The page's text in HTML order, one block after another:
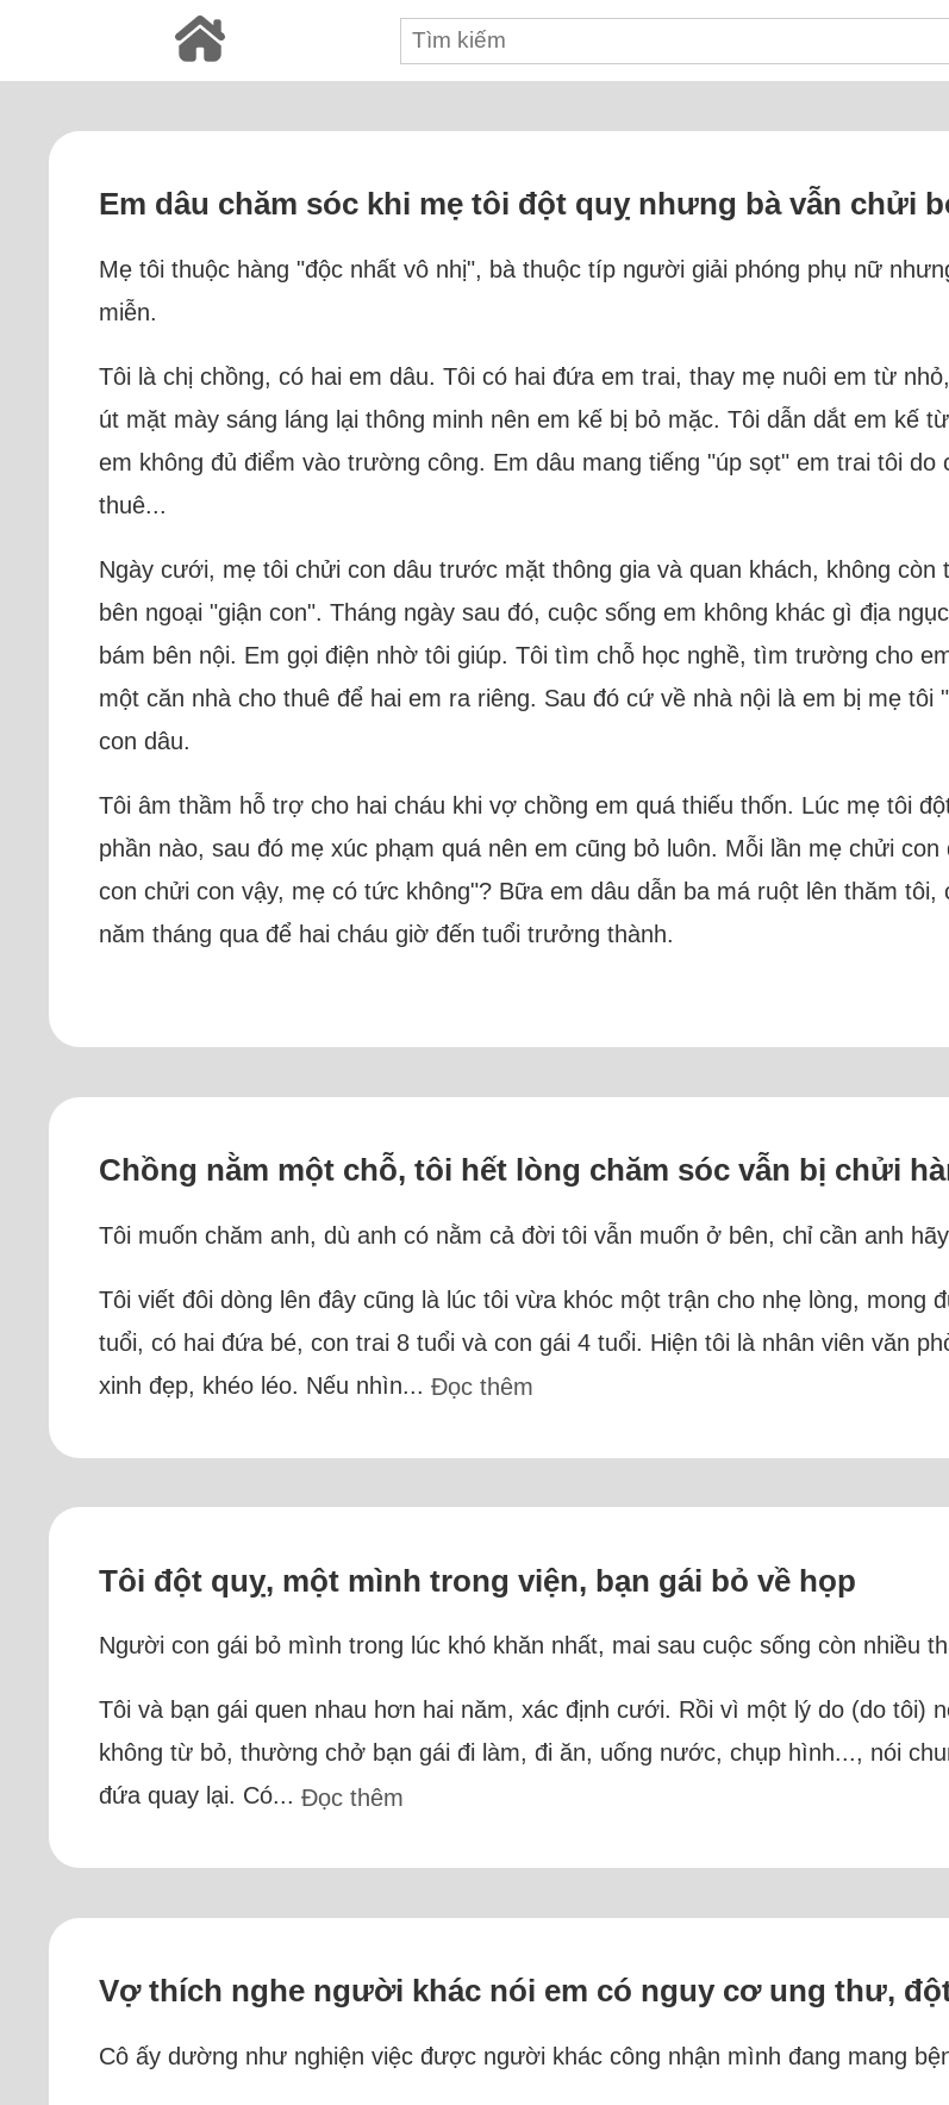
Em dâu chăm sóc khi mẹ tôi đột quỵ nhưng bà vẫn chửi
Mẹ tôi thuộc hàng "độc nhất vô nhị", bà thuộc típ người giải phóng phụ nữ
miễn.
Tôi là chị chồng, có hai em dâu. Tôi có hai đứa em trai, thay mẹ nuôi em từ
út mặt mày sáng láng lại thông minh nên em kế bị bỏ mặc. Tôi dẫn dắt em kế
em không đủ điểm vào trường công. Em dâu mang tiếng "úp sọt" em trai tôi
thuê...
Ngày cưới, mẹ tôi chửi con dâu trước mặt thông gia và quan khách, không
bên ngoại "giận con". Tháng ngày sau đó, cuộc sống em không khác gì địa
bám bên nội. Em gọi điện nhờ tôi giúp. Tôi tìm chỗ học nghề, tìm trường cho
một căn nhà cho thuê để hai em ra riêng. Sau đó cứ về nhà nội là em bị mẹ
con dâu.
Tôi âm thầm hỗ trợ cho hai cháu khi vợ chồng em quá thiếu thốn. Lúc mẹ tôi
phần nào, sau đó mẹ xúc phạm quá nên em cũng bỏ luôn. Mỗi lần mẹ chửi
con chửi con vậy, mẹ có tức không"? Bữa em dâu dẫn ba má ruột lên thăm
năm tháng qua để hai cháu giờ đến tuổi trưởng thành.
Chồng nằm một chỗ, tôi hết lòng chăm sóc vẫn bị chửi
Tôi muốn chăm anh, dù anh có nằm cả đời tôi vẫn muốn ở bên, chỉ cần anh
Tôi viết đôi dòng lên đây cũng là lúc tôi vừa khóc một trận cho nhẹ lòng, mong
tuổi, có hai đứa bé, con trai 8 tuổi và con gái 4 tuổi. Hiện tôi là nhân viên văn
xinh đẹp, khéo léo. Nếu nhìn... Đọc thêm
Tôi đột quỵ, một mình trong viện, bạn gái bỏ về họp
Người con gái bỏ mình trong lúc khó khăn nhất, mai sau cuộc sống còn nhiều
Tôi và bạn gái quen nhau hơn hai năm, xác định cưới. Rồi vì một lý do (do tôi)
không từ bỏ, thường chở bạn gái đi làm, đi ăn, uống nước, chụp hình..., nói
đứa quay lại. Có... Đọc thêm
Vợ thích nghe người khác nói em có nguy cơ ung thư,
Cô ấy dường như nghiện việc được người khác công nhận mình đang mang